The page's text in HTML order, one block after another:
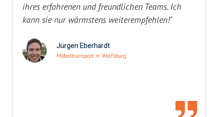
ihres erfahrenen und freundlichen Teams. Ich
kann sie nur wärmstens weiterempfehlen!"
Jürgen Eberhardt
Möbeltransport in Wolfsburg